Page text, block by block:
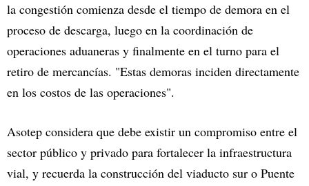
la congestión comienza desde el tiempo de demora en el
proceso de descarga, luego en la coordinación de
operaciones aduaneras y finalmente en el turno para el
retiro de mercancías. "Estas demoras inciden directamente
en los costos de las operaciones".
Asotep considera que debe existir un compromiso entre el
sector público y privado para fortalecer la infraestructura
vial, y recuerda la construcción del viaducto sur o Puente